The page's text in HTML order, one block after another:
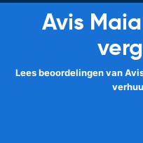
Avis
Lees beoordelingen van